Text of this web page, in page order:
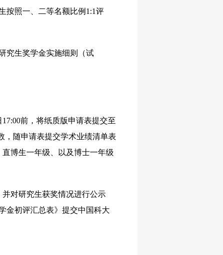
按照一、二等名额比例1:1评
究生奖学金实施细则（试
前，将纸质版申请表提交至
，随申请表提交学术业绩清单表
博生一年级、以及博士一年级
对研究生获奖情况进行公示
金初评汇总表》提交中国科大